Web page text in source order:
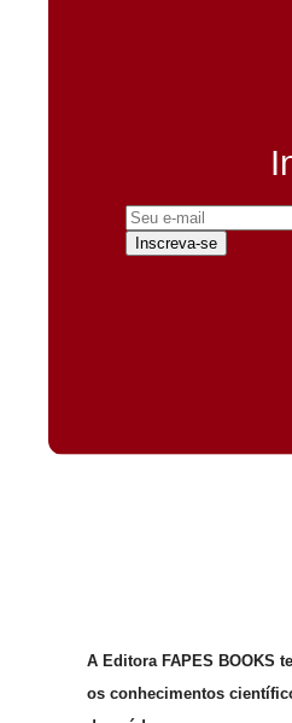
Inscreva-se
A Editora FAPES BOOKS
os conhecimentos